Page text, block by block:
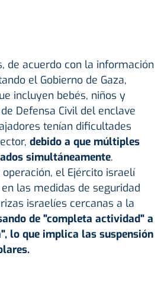
de acuerdo con la información
el Gobierno de Gaza,
incluyen bebés, niños y
Defensa Civil del enclave
tenían dificultades
debido a que múltiples
simultáneamente.
operación, el Ejército israelí
las medidas de seguridad
israelíes cercanas a la
de "completa actividad" a
lo que implica las suspensión